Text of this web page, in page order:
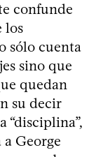
confunde
los
sólo cuenta
sino que
quedan
su decir
“disciplina”,
George